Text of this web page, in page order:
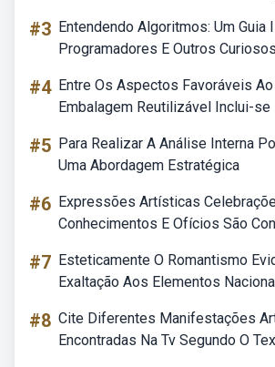
#3 Entendendo Algoritmos: Um Guia
Programadores E Outros Curiosos
#4 Entre Os Aspectos Favoráveis
Embalagem Reutilizável Inclui-se
#5 Para Realizar A Análise Interna
Uma Abordagem Estratégica
#6 Expressões Artísticas
Conhecimentos E Ofícios São
#7 Esteticamente O Romantismo
Exaltação Aos Elementos
#8 Cite Diferentes Manifestações
Encontradas Na Tv Segundo O